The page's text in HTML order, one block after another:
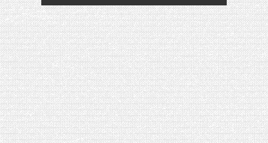
RECETTES RISOTTO